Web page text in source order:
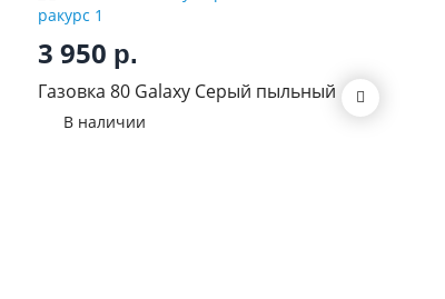
3 950 р.
Газовка 80 Galaxy Серый пыльный
В наличии